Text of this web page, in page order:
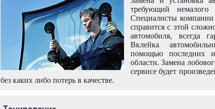
требующий
Специалисты компании
справится с этой
автомобиля, всегда
Вклейка
помощью последних
области. Замена
сервисе будет
без каких либо потерь в качестве.